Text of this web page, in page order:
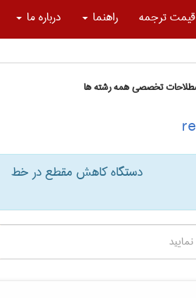
قیمت ترجمه راهنما درباره ما
تخصصی همه رشته ها
دستگاه کاهش مقطع در خط